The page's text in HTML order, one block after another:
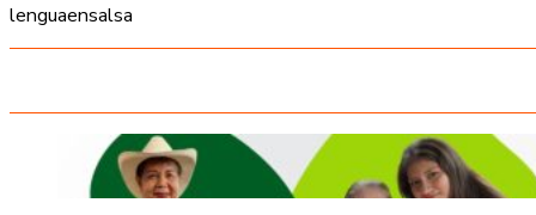
lenguaensalsa